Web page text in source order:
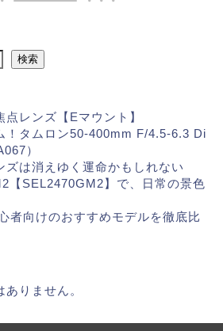
検索
点レンズ【Eマウント】
！タムロン50-400mm F/4.5-6.3 Di
）
ズは消えゆく運命かもしれない
【SEL2470GM2】で、日常の景色
者向けのおすすめモデルを徹底比
りません。